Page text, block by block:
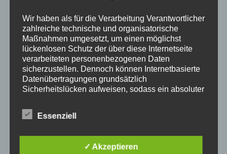
Wir haben als für die Verarbeitung Verantwortlicher
zahlreiche technische und organisatorische
Maßnahmen umgesetzt, um einen möglichst
lückenlosen Schutz der über diese Internetseite
verarbeiteten personenbezogenen Daten
sicherzustellen. Dennoch können Internetbasierte
Datenübertragungen grundsätzlich
Sicherheitslücken aufweisen, sodass ein absoluter
diesem Grund steht es jeder betroffenen Person
frei, personenbezogene Daten auch auf
Essenziell
✓ Akzeptieren